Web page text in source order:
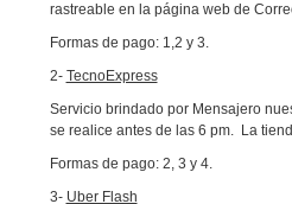
rastreable en la página web de
Formas de pago: 1,2 y 3.
2- TecnoExpress
Servicio brindado por Mensajero
se realice antes de las 6 pm. La
Formas de pago: 2, 3 y 4.
3- Uber Flash